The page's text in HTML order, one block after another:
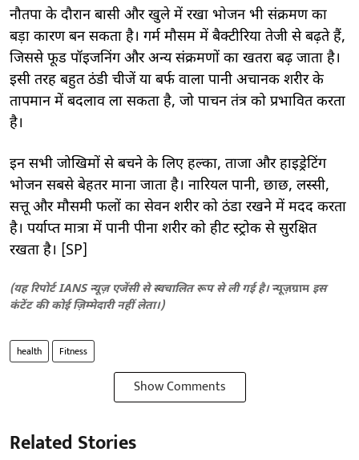
नौतपा के दौरान बासी और खुले में रखा भोजन भी संक्रमण का
बड़ा कारण बन सकता है। गर्म मौसम में बैक्टीरिया तेजी से बढ़ते हैं,
जिससे फूड पॉइजनिंग और अन्य संक्रमणों का खतरा बढ़ जाता है।
इसी तरह बहुत ठंडी चीजें या बर्फ वाला पानी अचानक शरीर के
तापमान में बदलाव ला सकता है, जो पाचन तंत्र को प्रभावित करता
है।
इन सभी जोखिमों से बचने के लिए हल्का, ताजा और हाइड्रेटिंग
भोजन सबसे बेहतर माना जाता है। नारियल पानी, छाछ, लस्सी,
सत्तू और मौसमी फलों का सेवन शरीर को ठंडा रखने में मदद करता
है। पर्याप्त मात्रा में पानी पीना शरीर को हीट स्ट्रोक से सुरक्षित
रखता है। [SP]
(यह रिपोर्ट IANS न्यूज़ एजेंसी से स्वचालित रूप से ली गई है।न्यूज़ग्राम इस
कंटेंट की कोई ज़िम्मेदारी नहीं लेता।)
health Fitness
Show Comments
Related Stories